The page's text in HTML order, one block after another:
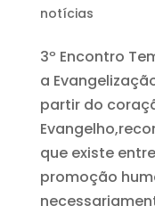
notícias
3º Encontro
a
partir do
que existe
promoção